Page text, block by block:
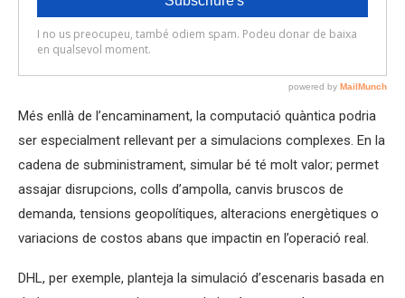
Més enllà de l’encaminament, la computació quàntica podria
ser especialment rellevant per a simulacions complexes. En la
cadena de subministrament, simular bé té molt valor; permet
assajar disrupcions, colls d’ampolla, canvis bruscos de
demanda, tensions geopolítiques, alteracions energètiques o
variacions de costos abans que impactin en l’operació real.
DHL, per exemple, planteja la simulació d’escenaris basada en